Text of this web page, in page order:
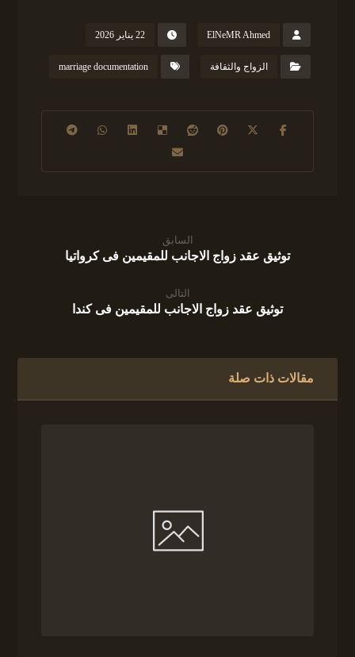
ElNeMR Ahmed 22 يناير 2026
الزواج والثقافة marriage documentation
السابق
توثيق عقد زواج الاجانب للمقيمين فى كرواتيا
التالى
توثيق عقد زواج الاجانب للمقيمين فى كندا
مقالات ذات صلة